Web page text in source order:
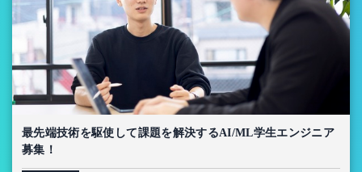
最先端技術を駆使して課題を解決するAI/ML学生エンジニア
募集！